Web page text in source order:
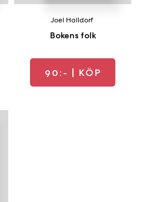
Bokens folk
Joel Halldorf
90:- | KÖP